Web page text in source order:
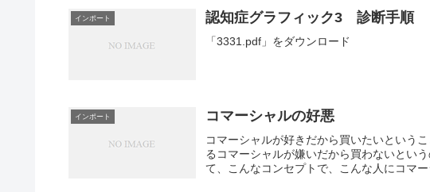
インポート 認知症グラフィック3 診断手順
「3331.pdf」をダウンロード
インポート コマーシャルの好悪
コマーシャルが好きだから買いたいという
るコマーシャルが嫌いだから買わないとい
て、こんなコンセプトで、こんな人にコマ